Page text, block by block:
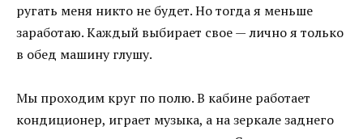
ругать меня никто не будет. Но тогда я меньше
заработаю. Каждый выбирает свое — лично я только
в обед машину глушу.
Мы проходим круг по полю. В кабине работает
кондиционер, играет музыка, а на зеркале заднего